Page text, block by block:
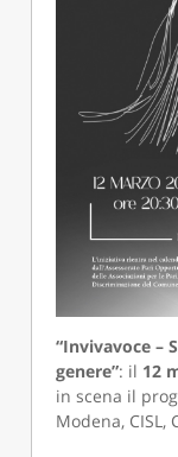
“Invivavoce –
genere”: il 12
in scena il
Modena, CISL,